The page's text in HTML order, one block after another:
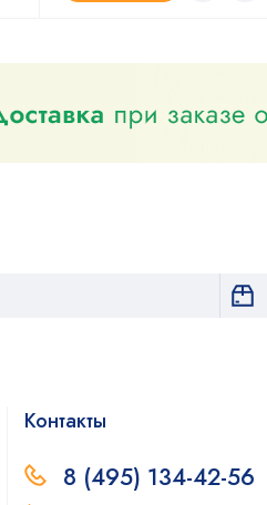
Контакты
8 (495) 134-42-56